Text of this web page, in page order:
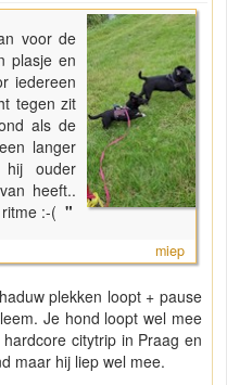
voor de
plasje en
iedereen
tegen zit
als de
langer
hij ouder
heeft..
:-( "
miep
plekken loopt + pause
Je hond loopt wel mee
citytrip in Praag en
maar hij liep wel mee.